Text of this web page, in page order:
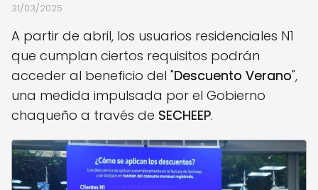
31/03/2025
A partir de abril, los usuarios residenciales N1
que cumplan ciertos requisitos podrán
acceder al beneficio del "Descuento Verano",
una medida impulsada por el Gobierno
chaqueño a través de SECHEEP.